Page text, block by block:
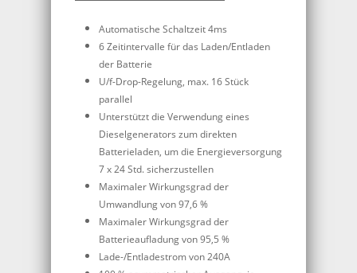
Automatische Schaltzeit 4ms
6 Zeitintervalle für das Laden/Entladen
der Batterie
U/f-Drop-Regelung, max. 16 Stück
parallel
Unterstützt die Verwendung eines
Dieselgenerators zum direkten
Batterieladen, um die Energieversorgung
7 x 24 Std. sicherzustellen
Maximaler Wirkungsgrad der
Umwandlung von 97,6 %
Maximaler Wirkungsgrad der
Batterieaufladung von 95,5 %
Lade-/Entladestrom von 240A